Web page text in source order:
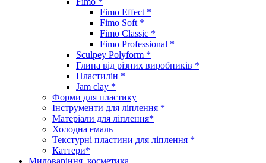
Fimo Effect *
Fimo Soft *
Fimo Classic *
Fimo Professional *
Sculpey Polyform *
Глина від різних виробників *
Пластилін *
Jam clay *
Форми для пластику
Інструменти для ліплення *
Матеріали для ліплення*
Холодна емаль
Текстурні пластини для ліплення *
Каттери*
Миловаріння, косметика